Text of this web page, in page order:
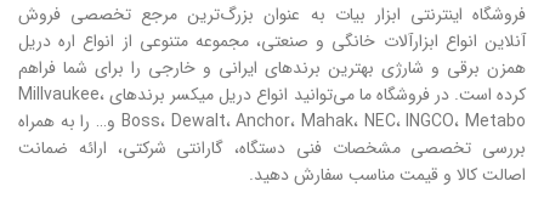
فروشگاه اینترنتی ابزار بیات به عنوان بزرگ‌ترین مرجع تخصصی فروش
آنلاین انواع ابزارآلات خانگی و صنعتی، مجموعه متنوعی از انواع اره دریل
همزن برقی و شارژی بهترین برندهای ایرانی و خارجی را برای شما فراهم
کرده است. در فروشگاه ما می‌توانید انواع دریل میکسر برندهای Millvaukee،
Boss، Dewalt، Anchor، Mahak، NEC، INGCO، Metabo و… را به همراه
بررسی تخصصی مشخصات فنی دستگاه، گارانتی شرکتی، ارائه ضمانت
اصالت کالا و قیمت مناسب سفارش دهید.